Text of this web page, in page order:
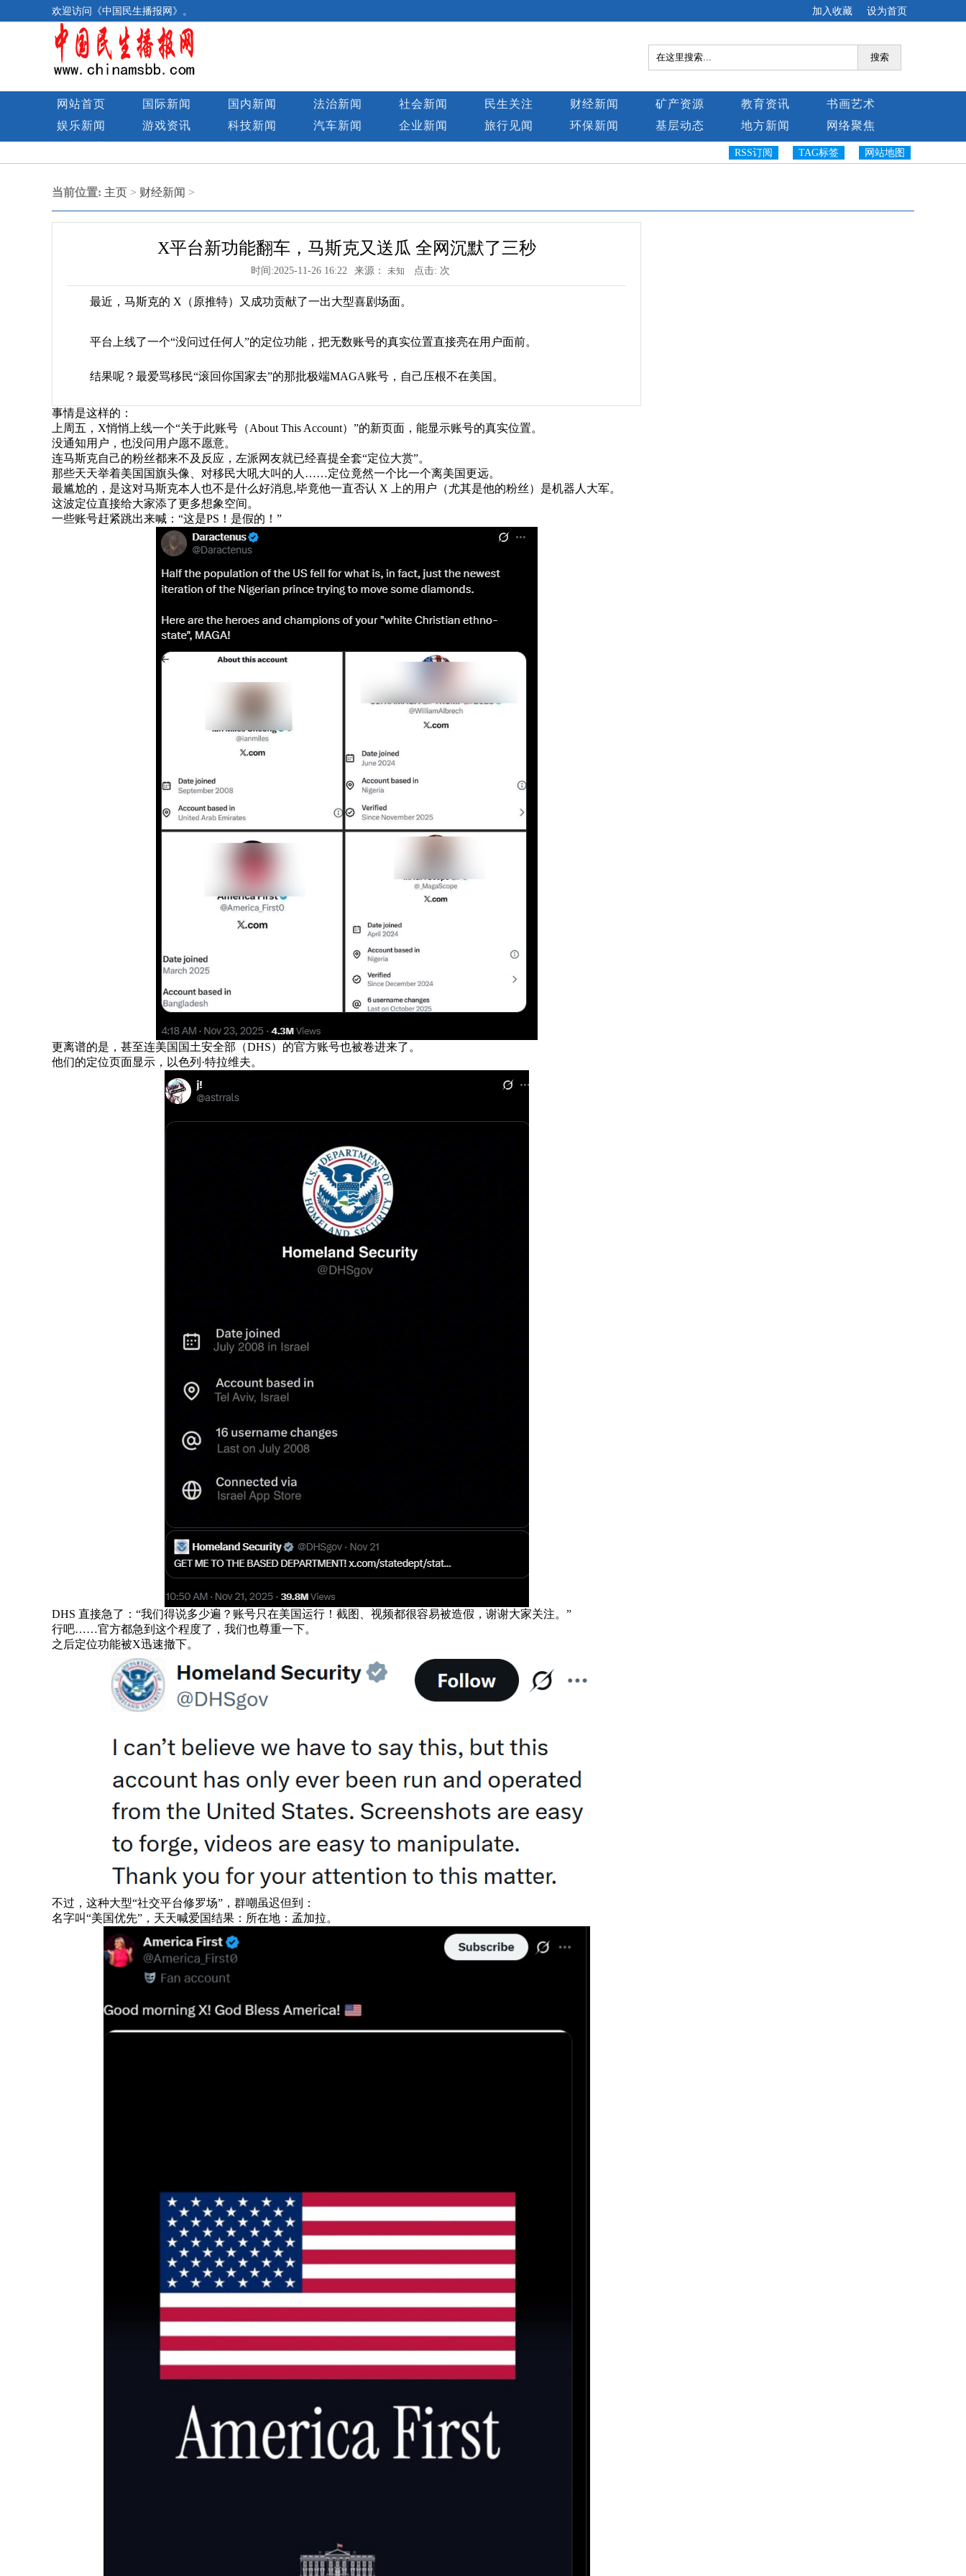
设为首页
加入收藏
欢迎访问《中国民生播报网》。
搜索
网站首页 国际新闻 国内新闻 法治新闻 社会新闻 民生关注 财经新闻 矿产资源 教育资讯
书画艺术
娱乐新闻
游戏资讯 科技新闻 汽车新闻 企业新闻 旅行见闻 环保新闻 基层动态 地方新闻
网络聚焦
网站地图
TAG标签
RSS订阅
当前位置: 主页 > 财经新闻 >
X平台新功能翻车，马斯克又送瓜 全网沉默了三秒
时间:2025-11-26 16:22 来源： 未知 点击: 次
最近，马斯克的 X（原推特）又成功贡献了一出大型喜剧场面。
平台上线了一个“没问过任何人”的定位功能，把无数账号的真实位置直接亮在用户面前。
结果呢？最爱骂移民“滚回你国家去”的那批极端MAGA账号，自己压根不在美国。
事情是这样的：
上周五，X悄悄上线一个“关于此账号（About This Account）”的新页面，能显示账号的真实位置。
没通知用户，也没问用户愿不愿意。
连马斯克自己的粉丝都来不及反应，左派网友就已经喜提全套“定位大赏”。
那些天天举着美国国旗头像、对移民大吼大叫的人……定位竟然一个比一个离美国更远。
最尴尬的，是这对马斯克本人也不是什么好消息,毕竟他一直否认 X 上的用户（尤其是他的粉丝）是机器人大军。
这波定位直接给大家添了更多想象空间。
一些账号赶紧跳出来喊：“这是PS！是假的！”
更离谱的是，甚至连美国国土安全部（DHS）的官方账号也被卷进来了。
他们的定位页面显示，以色列·特拉维夫。
DHS 直接急了：“我们得说多少遍？账号只在美国运行！截图、视频都很容易被造假，谢谢大家关注。”
行吧……官方都急到这个程度了，我们也尊重一下。
之后定位功能被X迅速撤下。
不过，这种大型“社交平台修罗场”，群嘲虽迟但到：
名字叫“美国优先”，天天喊爱国结果：所在地：孟加拉。